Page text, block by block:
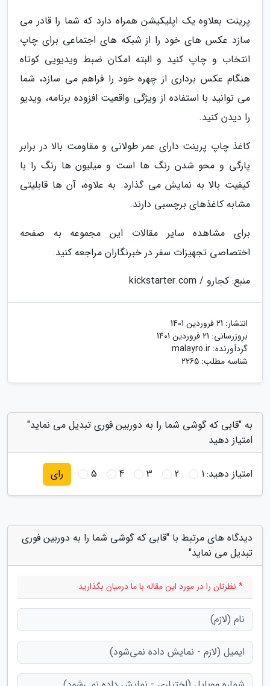
پرینت بعلاوه یک اپلیکیشن همراه دارد که شما را قادر می
سازد عکس های خود را از شبکه های اجتماعی برای چاپ
انتخاب و چاپ کنید و البته امکان ضبط ویدیویی کوتاه
هنگام عکس برداری از چهره خود را فراهم می سازد، شما
می توانید با استفاده از ویژگی واقعیت افزوده برنامه، ویدیو
را دیدن کنید.
کاغذ چاپ پرینت دارای عمر طولانی و مقاومت بالا در برابر
پارگی و محو شدن رنگ ها است و میلیون ها رنگ را با
کیفیت بالا به نمایش می گذارد. به علاوه، آن ها قابلیتی
مشابه کاغذهای برچسبی دارند.
برای مشاهده سایر مقالات این مجموعه به صفحه
اختصاصی تجهیزات سفر در خبرنگاران مراجعه کنید.
منبع: کجارو / kickstarter.com
انتشار: 21 فروردین 1401
بروزرسانی: 21 فروردین 1401
گردآورنده: malayro.ir
شناسه مطلب: 2265
به "قابی که گوشی شما را به دوربین فوری تبدیل می نماید"
امتیاز دهید
امتیاز دهید:1
2
3
4
5 رای
دیدگاه های مرتبط با "قابی که گوشی شما را به دوربین فوری
تبدیل می نماید"
* نظرتان را در مورد این مقاله با ما درمیان بگذارید